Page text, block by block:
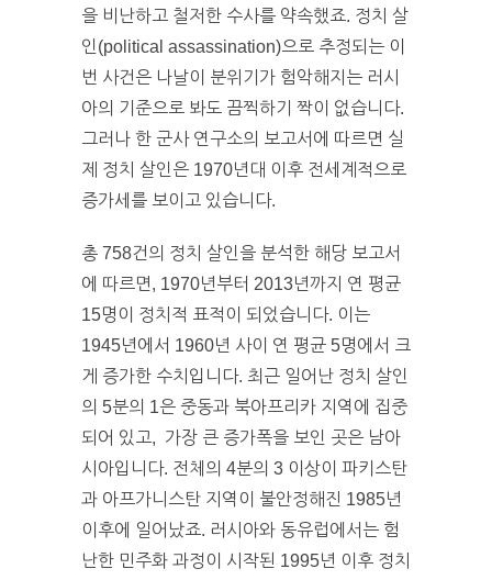
을 비난하고 철저한 수사를 약속했죠. 정치 살
인(political assassination)으로 추정되는 이
번 사건은 나날이 분위기가 험악해지는 러시
아의 기준으로 봐도 끔찍하기 짝이 없습니다.
그러나 한 군사 연구소의 보고서에 따르면 실
제 정치 살인은 1970년대 이후 전세계적으로
증가세를 보이고 있습니다.
총 758건의 정치 살인을 분석한 해당 보고서
에 따르면, 1970년부터 2013년까지 연 평균
15명이 정치적 표적이 되었습니다. 이는
1945년에서 1960년 사이 연 평균 5명에서 크
게 증가한 수치입니다. 최근 일어난 정치 살인
의 5분의 1은 중동과 북아프리카 지역에 집중
되어 있고, 가장 큰 증가폭을 보인 곳은 남아
시아입니다. 전체의 4분의 3 이상이 파키스탄
과 아프가니스탄 지역이 불안정해진 1985년
이후에 일어났죠. 러시아와 동유럽에서는 험
난한 민주화 과정이 시작된 1995년 이후 정치